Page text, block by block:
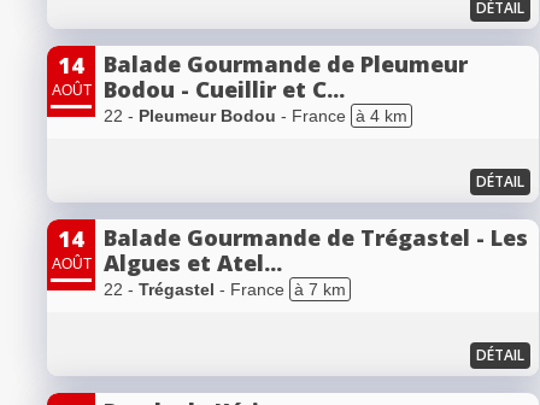
DÉTAIL
14
AOÛT
Balade Gourmande de Pleumeur
Bodou - Cueillir et C...
22 - Pleumeur Bodou - France à 4 km
DÉTAIL
14
AOÛT
Balade Gourmande de Trégastel - Les
Algues et Atel...
22 - Trégastel - France à 7 km
DÉTAIL